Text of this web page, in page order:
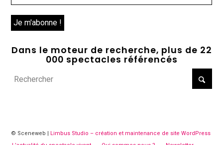
Dans le moteur de recherche, plus de 22
000 spectacles référencés
© Sceneweb |
Limbus Studio – création et maintenance de site WordPress